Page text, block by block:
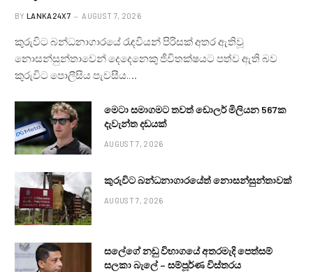
BY LANKA24X7 AUGUST 7, 2026
කුරුවිට බන්ධනාගාරයේ රැඳවියන් පිරිසක් අතර ඇතිවූ
නොසන්සුන්තාවෙන් දෙදෙනෙකු ජීවිතක්ෂයට පත්ව ඇති බව
කුරුවිට පොලීසිය පැවසීය.…
මෙටා සමාගමට තවත් ඩොලර් මිලියන 567ක
දැවැන්ත දඩයක්
AUGUST 7, 2026
කුරුවිට බන්ධනාගාරයේත් නොසන්සුන්තාවක්
AUGUST 7, 2026
සලේගේ නඩු විභාගයේ අතරමැදි පෙත්සම්
සලකා බැලේ – සම්පූර්ණ විස්තරය